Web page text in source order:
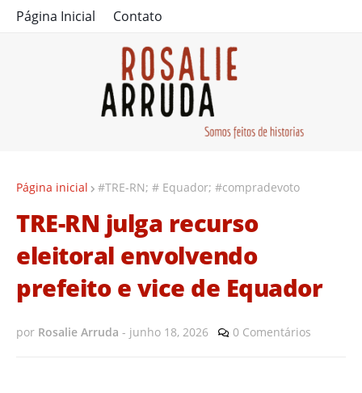
Página Inicial Contato
Página inicial #TRE-RN; # Equador; #compradevoto
TRE-RN julga recurso
eleitoral envolvendo
prefeito e vice de Equador
por Rosalie Arruda - junho 18, 2026 0 Comentários